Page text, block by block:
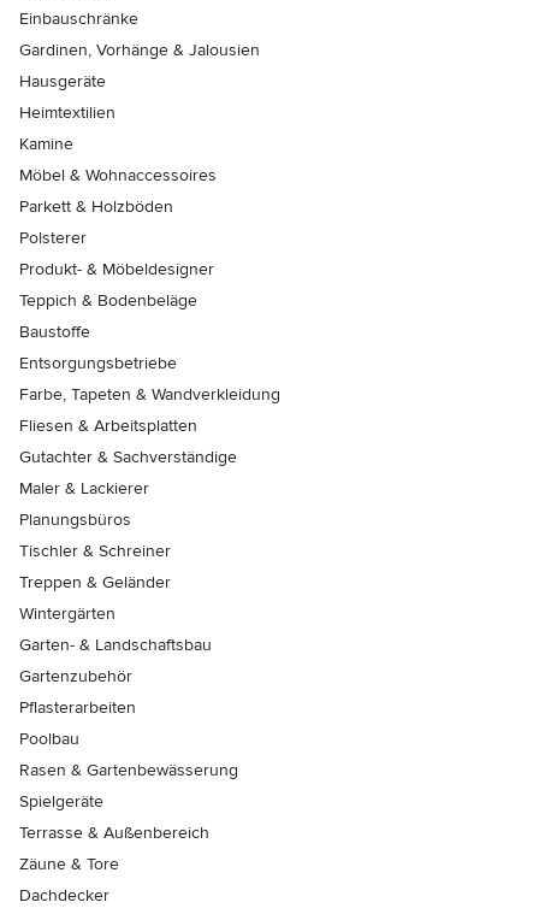
Einbauschränke
Gardinen, Vorhänge & Jalousien
Hausgeräte
Heimtextilien
Kamine
Möbel & Wohnaccessoires
Parkett & Holzböden
Polsterer
Produkt- & Möbeldesigner
Teppich & Bodenbeläge
Baustoffe
Entsorgungsbetriebe
Farbe, Tapeten & Wandverkleidung
Fliesen & Arbeitsplatten
Gutachter & Sachverständige
Maler & Lackierer
Planungsbüros
Tischler & Schreiner
Treppen & Geländer
Wintergärten
Garten- & Landschaftsbau
Gartenzubehör
Pflasterarbeiten
Poolbau
Rasen & Gartenbewässerung
Spielgeräte
Terrasse & Außenbereich
Zäune & Tore
Dachdecker